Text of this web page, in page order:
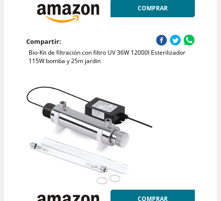
COMPRAR
Compartir:
Bio-Kit de filtración con filtro UV 36W 12000l Esterilizador
115W bomba y 25m jardin
COMPRAR